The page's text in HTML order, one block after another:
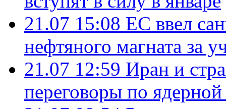
21.07 15:08 ЕС ввел
нефтяного магната за
21.07 12:59 Иран и
переговоры по